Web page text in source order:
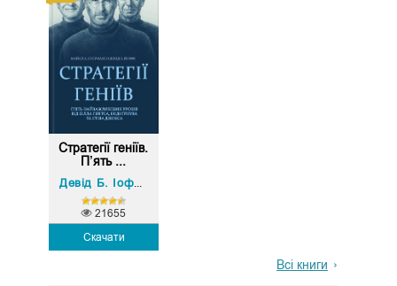
Стратегії геніїв.
П’ять ...
Скачати
21655
Всі книги